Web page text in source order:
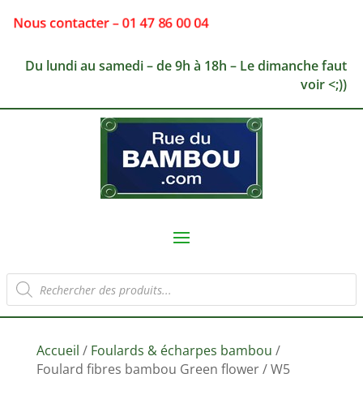
Nous contacter – 01 47 86 00 04
Du lundi au samedi – de 9h à 18h – Le dimanche faut
voir <;))
Recherche
de
produits
Accueil / Foulards & écharpes bambou /
Foulard fibres bambou Green flower / W5